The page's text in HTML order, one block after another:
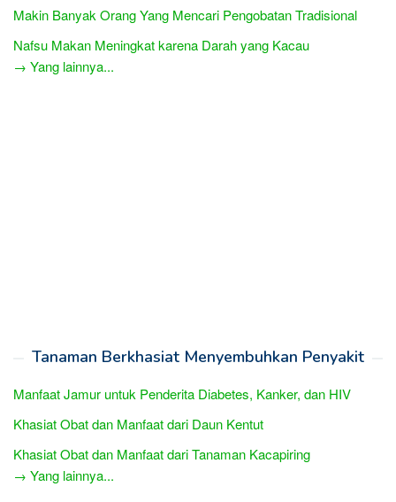
Makin Banyak Orang Yang Mencari Pengobatan Tradisional
Nafsu Makan Meningkat karena Darah yang Kacau
→ Yang lainnya...
Tanaman Berkhasiat Menyembuhkan Penyakit
Manfaat Jamur untuk Penderita Diabetes, Kanker, dan HIV
Khasiat Obat dan Manfaat dari Daun Kentut
Khasiat Obat dan Manfaat dari Tanaman Kacapiring
→ Yang lainnya...